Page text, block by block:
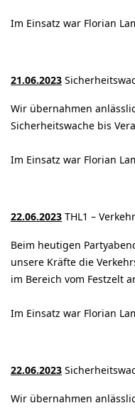
Im Einsatz war Florian
21.06.2023
Wir übernahmen
Sicherheitswache bis
Im Einsatz war Florian
22.06.2023 THL1 –
Beim heutigen
unsere Kräfte die
im Bereich vom Festzelt
Im Einsatz war Florian
22.06.2023
Wir übernahmen